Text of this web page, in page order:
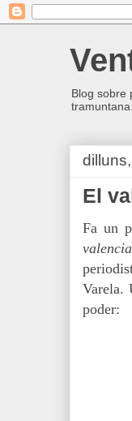
Blog sobre
tramuntana.
El
Fa un
Varela.
poder: